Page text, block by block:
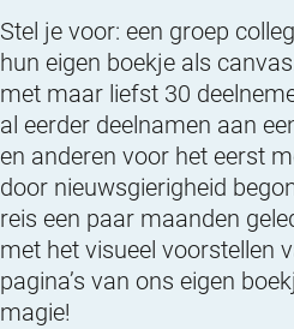
Stel je voor: een groep
hun eigen boekje als
met maar liefst 30
al eerder deelnamen aan
en anderen voor het eerst
door nieuwsgierigheid
reis een paar maanden
met het visueel voorstellen
pagina’s van ons eigen
magie!